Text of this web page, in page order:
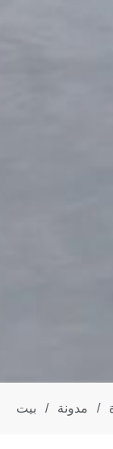
بيت / مدونة /